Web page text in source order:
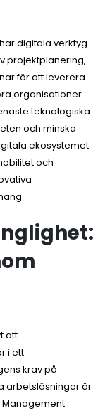
digitala verktyg
projektplanering,
för att leverera
organisationer.
teknologiska
och minska
ekosystemet
och
att
i ett
krav på
arbetslösningar är
Management